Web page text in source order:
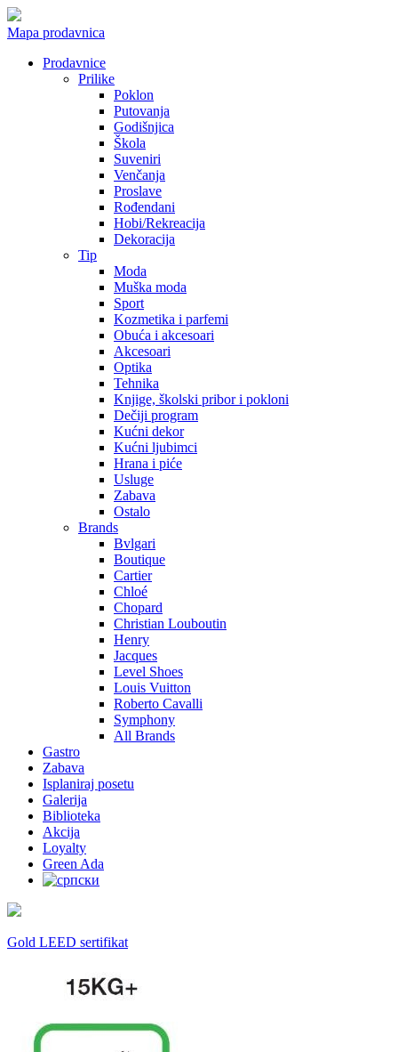
Mapa prodavnica
Prodavnice
Prilike
Poklon
Putovanja
Godišnjica
Škola
Suveniri
Venčanja
Proslave
Rođendani
Hobi/Rekreacija
Dekoracija
Tip
Moda
Muška moda
Sport
Kozmetika i parfemi
Obuća i akcesoari
Akcesoari
Optika
Tehnika
Knjige, školski pribor i pokloni
Dečiji program
Kućni dekor
Kućni ljubimci
Hrana i piće
Usluge
Zabava
Ostalo
Brands
Bvlgari
Boutique
Cartier
Chloé
Chopard
Christian Louboutin
Henry
Jacques
Level Shoes
Louis Vuitton
Roberto Cavalli
Symphony
All Brands
Gastro
Zabava
Isplaniraj posetu
Galerija
Biblioteka
Akcija
Loyalty
Green Ada
Gold LEED sertifikat